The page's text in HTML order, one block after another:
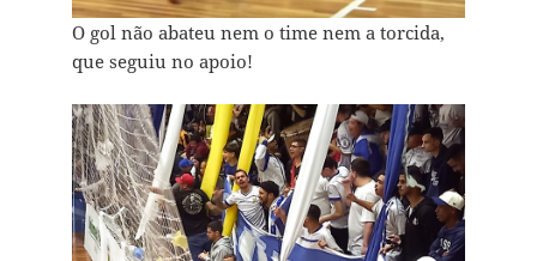
O gol não abateu nem o time nem a torcida,
que seguiu no apoio!